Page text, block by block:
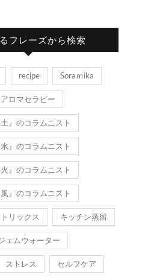
フレーズから検索
recipe Soraｍika
アロマセラピー
』のコラムニスト
』のコラムニスト
』のコラムニスト
』のコラムニスト
リックス キッチン蒸留
ェムウォーター
ストレス セルフケア